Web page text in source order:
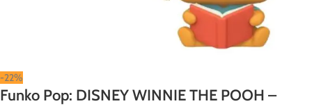
-22%
Funko Pop: DISNEY WINNIE THE POOH –